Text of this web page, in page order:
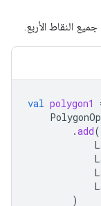
الأربع.
val
.